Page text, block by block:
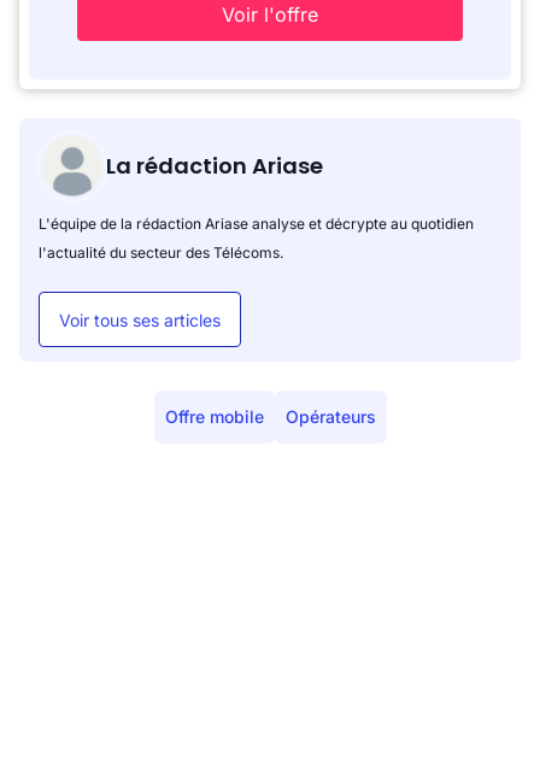
Voir l'offre
La rédaction Ariase
L'équipe de la rédaction Ariase analyse et décrypte au quotidien
l'actualité du secteur des Télécoms.
Voir tous ses articles
Offre mobile Opérateurs